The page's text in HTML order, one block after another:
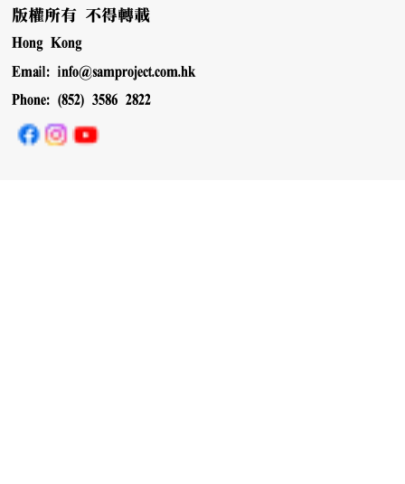
版權所有 不得轉載
Hong Kong
Email: info@samproject.com.hk
Phone: (852) 3586 2822